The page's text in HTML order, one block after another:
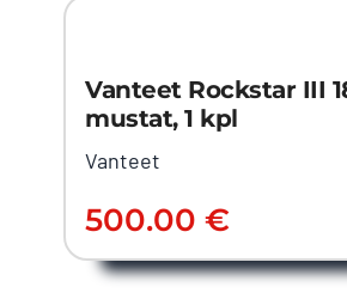
Vanteet Rockstar III
mustat, 1 kpl
Vanteet
500.00€